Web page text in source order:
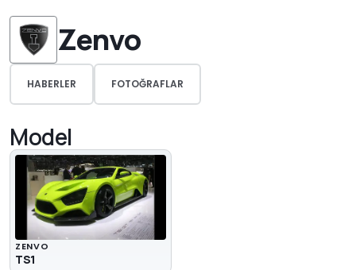
Zenvo
HABERLER FOTOĞRAFLAR
Model
ZENVO
TS1